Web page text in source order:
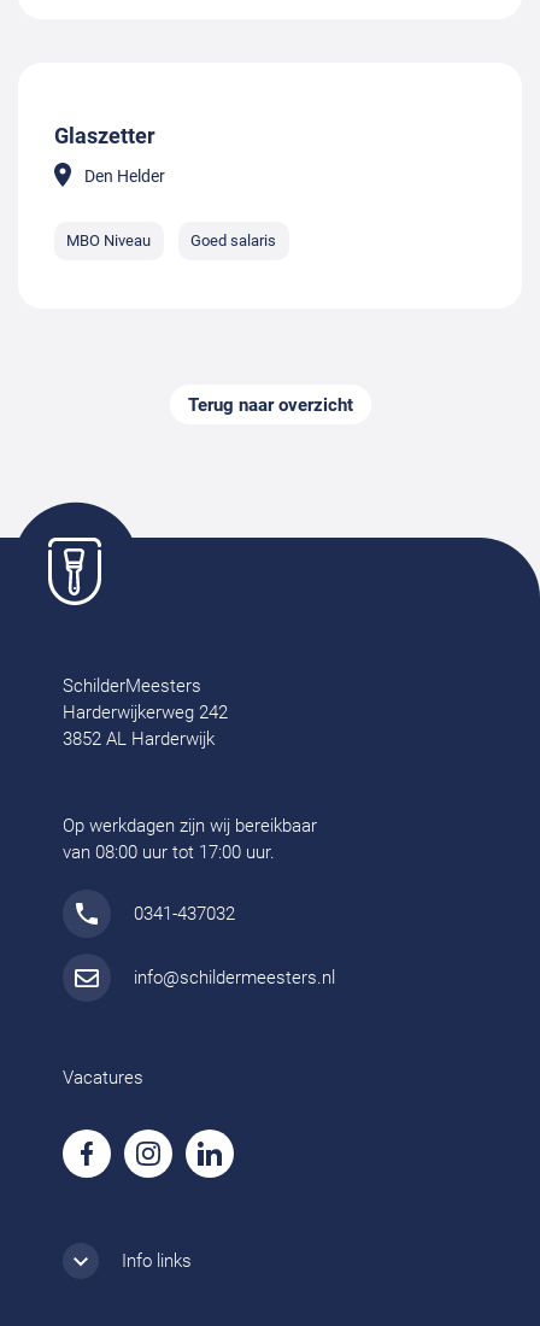
Glaszetter
Den Helder
MBO Niveau Goed salaris
Terug naar overzicht
SchilderMeesters
Harderwijkerweg 242
3852 AL Harderwijk
Op werkdagen zijn wij bereikbaar
van 08:00 uur tot 17:00 uur.
0341-437032
info@schildermeesters.nl
Vacatures
Info links